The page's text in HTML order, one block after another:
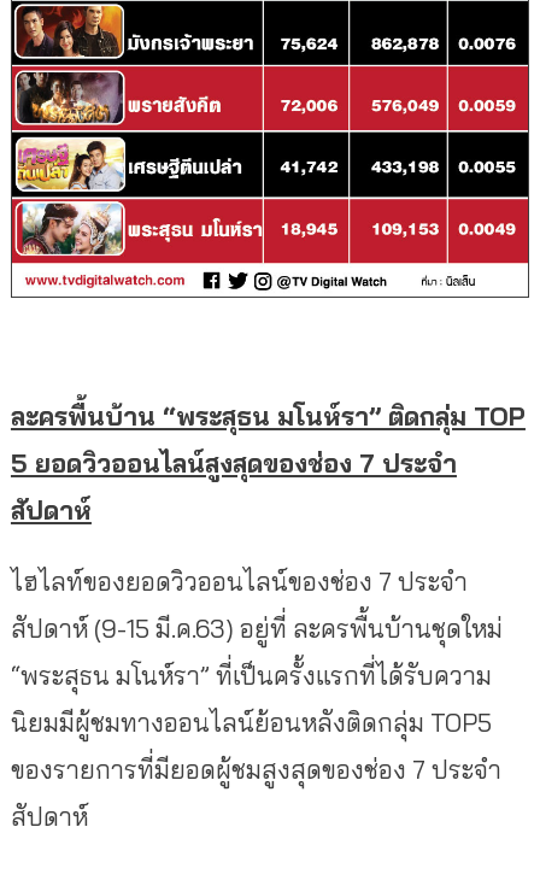
ละครพื้นบ้าน “พระสุธน มโนห์รา” ติดกลุ่ม TOP
5 ยอดวิวออนไลน์สูงสุดของช่อง 7 ประจำ
สัปดาห์
ไฮไลท์ของยอดวิวออนไลน์ของช่อง 7 ประจำ
สัปดาห์ (9-15 มี.ค.63) อยู่ที่ ละครพื้นบ้านชุดใหม่
“พระสุธน มโนห์รา” ที่เป็นครั้งแรกที่ได้รับความ
นิยมมีผู้ชมทางออนไลน์ย้อนหลังติดกลุ่ม TOP5
ของรายการที่มียอดผู้ชมสูงสุดของช่อง 7 ประจำ
สัปดาห์